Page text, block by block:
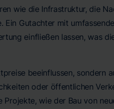
wie die Infrastruktur, die
Ein Gutachter mit
einfließen lassen, was
beeinflussen, sondern
oder öffentlichen
wie der Bau von